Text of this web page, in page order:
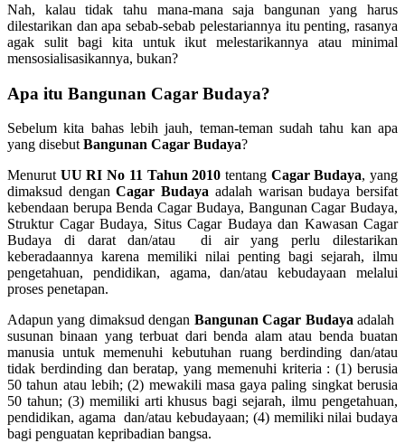
Nah, kalau tidak tahu mana-mana saja bangunan yang harus
dilestarikan dan apa sebab-sebab pelestariannya itu penting, rasanya
agak sulit bagi kita untuk ikut melestarikannya atau minimal
mensosialisasikannya, bukan?
Apa itu Bangunan Cagar Budaya?
Sebelum kita bahas lebih jauh, teman-teman sudah tahu kan apa
yang disebut Bangunan Cagar Budaya?
Menurut UU RI No 11 Tahun 2010 tentang Cagar Budaya, yang
dimaksud denganCagar Budaya adalah warisan budaya bersifat
kebendaan berupa Benda Cagar Budaya, Bangunan Cagar Budaya,
Struktur Cagar Budaya, Situs Cagar Budaya dan Kawasan Cagar
Budaya di darat dan/atau di air yang perlu dilestarikan
keberadaannya karena memiliki nilai penting bagi sejarah, ilmu
pengetahuan, pendidikan, agama, dan/atau kebudayaan melalui
proses penetapan.
Adapun yang dimaksud dengan Bangunan Cagar Budaya adalah
susunan binaan yang terbuat dari benda alam atau benda buatan
manusia untuk memenuhi kebutuhan ruang berdinding dan/atau
tidak berdinding dan beratap, yang memenuhi kriteria : (1) berusia
50 tahun atau lebih; (2) mewakili masa gaya paling singkat berusia
50 tahun; (3) memiliki arti khusus bagi sejarah, ilmu pengetahuan,
pendidikan, agama dan/atau kebudayaan; (4) memiliki nilai budaya
bagi penguatan kepribadian bangsa.